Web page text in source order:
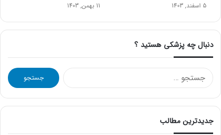
5 اسفند, 1403 11 بهمن, 1403
دنبال چه پزشکی هستید ؟
جستجو
برای:
جدیدترین مطالب